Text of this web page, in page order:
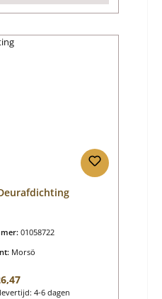
01058722
Morsö
prijs:
4-6 dagen